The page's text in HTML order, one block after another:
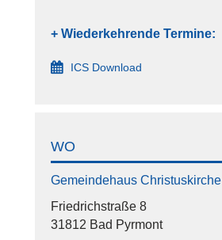
+ Wiederkehrende Termine:
ICS Download
WO
Gemeindehaus Christuskirche
Friedrichstraße 8
31812 Bad Pyrmont